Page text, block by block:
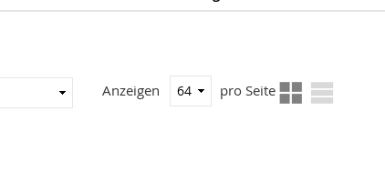
Ansicht
als
Anzeigen pro Seite
In
aufsteigender